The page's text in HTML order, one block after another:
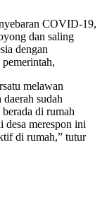
COVID-19,
dan saling
dengan
melawan
sudah
di rumah
desa merespon ini
di rumah,” tutur